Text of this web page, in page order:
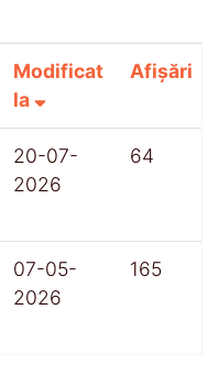
Modificat
la
Afișări
20-07-
2026
64
07-05-
2026
165